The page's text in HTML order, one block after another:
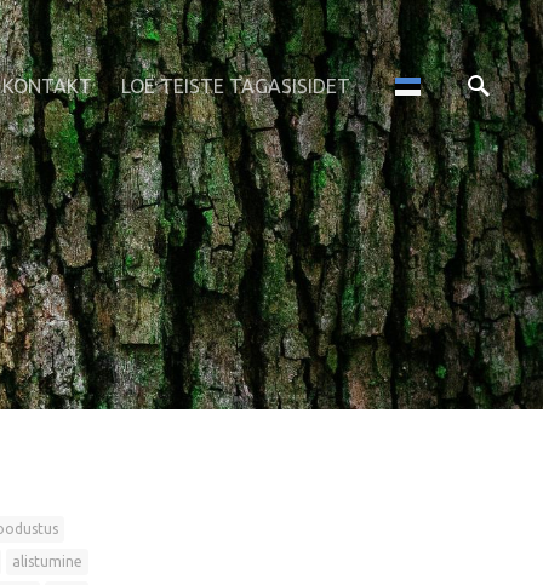
KONTAKT LOE TEISTE TAGASISIDET
alistumine